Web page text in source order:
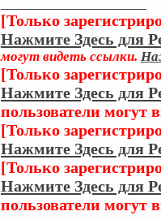
[Только
Нажмите Здесь для
могут видеть ссылки.
[Только
Нажмите Здесь для
пользователи могут
[Только
Нажмите Здесь для
[Только
Нажмите Здесь для
пользователи могут